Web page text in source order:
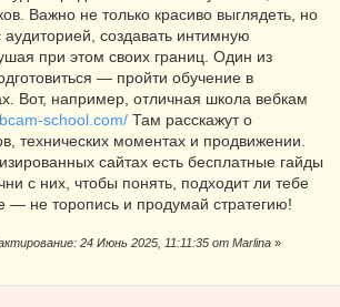
Важно не только красиво выглядеть, но
создавать интимную
при этом своих границ. Один из
— пройти обучение в
Вот, например, отличная школа вебкам
school.com/ Там расскажут о
технических моментах и продвижении.
сайтах есть бесплатные гайды
с них, чтобы понять, подходит ли тебе
— не торопись и продумай стратегию!
24 Июнь 2025, 11:11:35 от Marlina»